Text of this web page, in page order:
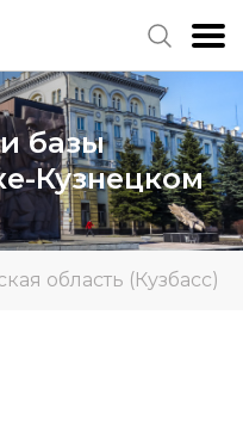
базы
Кузнецком
область (Кузбасс)